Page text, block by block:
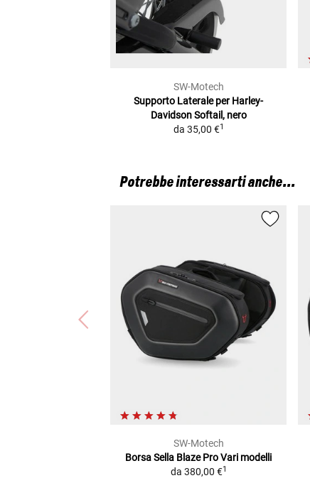
SW-Motech
Supporto Laterale per Harley-
Davidson Softail, nero
da 35,00 €1
Potrebbe interessarti anche...
SW-Motech
Borsa Sella Blaze ProVari modelli
da 380,00 €1